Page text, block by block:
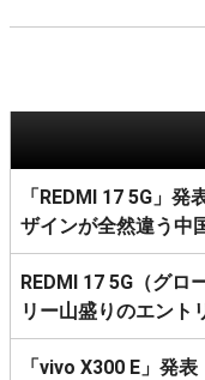
「REDMI 17 5G」
ザインが全然違う中
REDMI 17 5G（グロ
リー山盛りのエント
「vivo X300 E」発